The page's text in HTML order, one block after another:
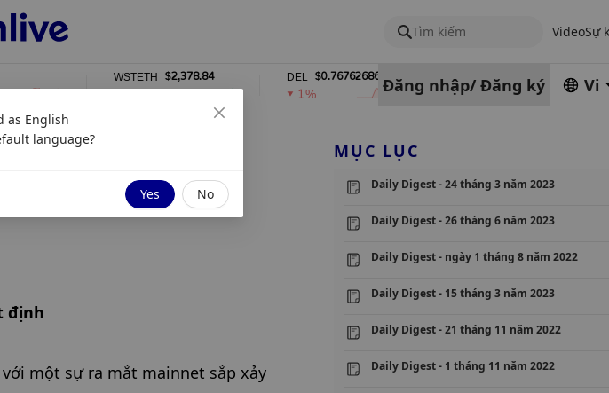
Tìm kiếm VideoSự
WSTETH $2,378.84
0%
$0.76762686 ZEC
4%
Đăng nhập/ Đăng ký Vi
định
một sự ra mắt mainnet sắp xảy
MỤC LỤC
Daily Digest - 24 tháng 3 năm 2023
Daily Digest - 26 tháng 6 năm 2023
Daily Digest - ngày 1 tháng 8 năm 2022
Daily Digest - 15 tháng 3 năm 2023
Daily Digest - 21 tháng 11 năm 2022
Daily Digest - 1 tháng 11 năm 2022
as English
language?
Yes No